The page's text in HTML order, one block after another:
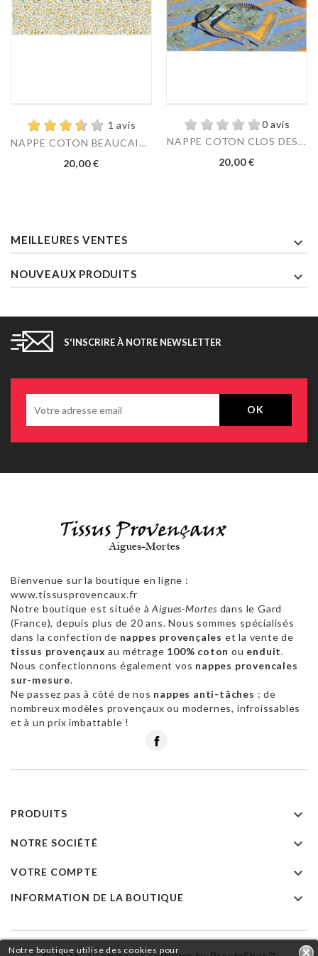
Notre boutique utilise des cookies pour
1 avis
NAPPE COTON BEAUCAIRE...
Prix
20,00 €
0 avis
NAPPE COTON CLOS DES...
Prix
20,00 €
MEILLEURES VENTES 
NOUVEAUX PRODUITS 
S'INSCRIRE À NOTRE NEWSLETTER
Bienvenue sur la boutique en ligne :
www.tissusprovencaux.fr
Notre boutique est située àAigues-Mortes dans le Gard
(France), depuis plus de 20 ans. Nous sommes spécialisés
dans la confection de nappes provençales et la vente de
tissus provençaux au métrage 100% coton ou enduit.
Nous confectionnons également vos nappes provencales
sur-mesure.
Ne passez pas à côté de nos nappes anti-tâches : de
nombreux modèles provençaux ou modernes, infroissables
et à un prix imbattable !
PRODUITS 
NOTRE SOCIÉTÉ 
VOTRE COMPTE 
INFORMATION DE LA BOUTIQUE 